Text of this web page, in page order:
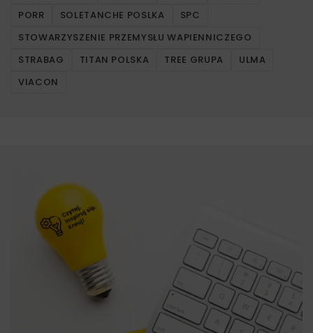
PORR
SOLETANCHE POSLKA
SPC
STOWARZYSZENIE PRZEMYSŁU WAPIENNICZEGO
STRABAG
TITAN POLSKA TREE GRUPA
ULMA
VIACON